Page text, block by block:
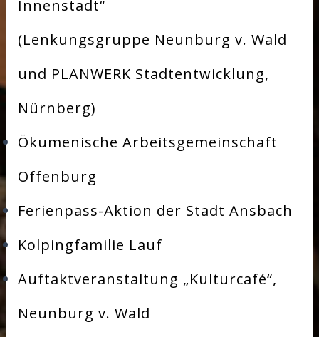
Innenstadt“
(Lenkungsgruppe Neunburg v. Wald
und PLANWERK Stadtentwicklung,
Nürnberg)
Ökumenische Arbeitsgemeinschaft
Offenburg
Ferienpass-Aktion der Stadt Ansbach
Kolpingfamilie Lauf
Auftaktveranstaltung „Kulturcafé“,
Neunburg v. Wald